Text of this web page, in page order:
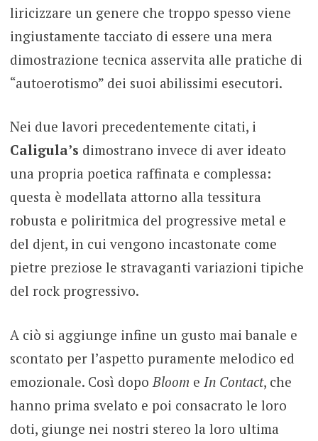
liricizzare un genere che troppo spesso viene
ingiustamente tacciato di essere una mera
dimostrazione tecnica asservita alle pratiche di
“autoerotismo” dei suoi abilissimi esecutori.
Nei due lavori precedentemente citati, i
Caligula’s dimostrano invece di aver ideato
una propria poetica raffinata e complessa:
questa è modellata attorno alla tessitura
robusta e poliritmica del progressive metal e
del djent, in cui vengono incastonate come
pietre preziose le stravaganti variazioni tipiche
del rock progressivo.
A ciò si aggiunge infine un gusto mai banale e
scontato per l’aspetto puramente melodico ed
emozionale. Così dopo Bloom e In Contact, che
hanno prima svelato e poi consacrato le loro
doti, giunge nei nostri stereo la loro ultima